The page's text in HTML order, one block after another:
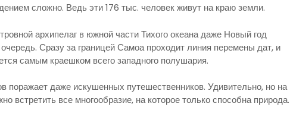
сложно. Ведь эти 176 тыс. человек живут на краю земли.
архипелаг в южной части Тихого океана даже Новый год
Сразу за границей Самоа проходит линия перемены дат, и
самым краешком всего западного полушария.
поражает даже искушенных путешественников. Удивительно, но на
встретить все многообразие, на которое только способна природа.